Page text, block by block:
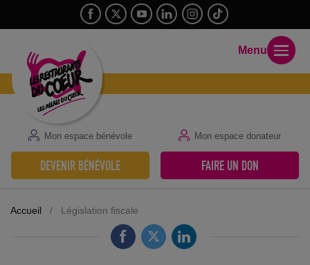
Mon espace bénévole Mon espace donateur
DEVENIR BÉNÉVOLE FAIRE UN DON
Menu
Accueil / Législation fiscale